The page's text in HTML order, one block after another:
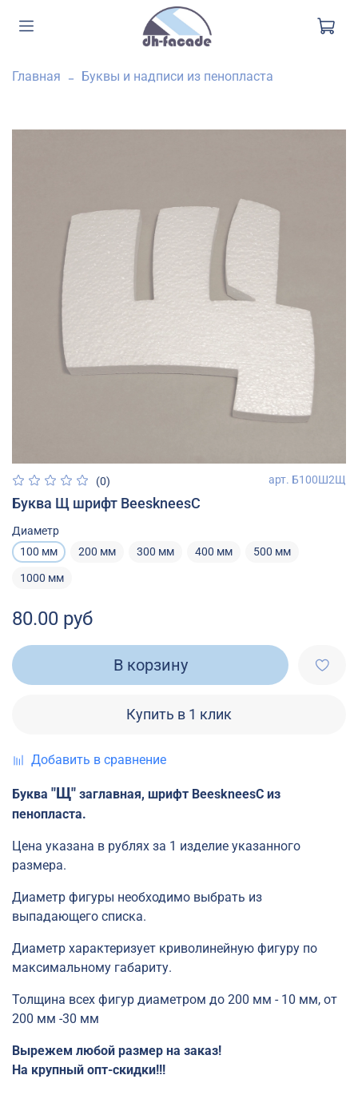
Главная Буквы и надписи из пенопласта
(0) арт. Б100Ш2Щ
Буква Щ шрифт BeeskneesC
Диаметр
100 мм
200 мм 300 мм 400 мм 500 мм
1000 мм
80.00 руб
В корзину
Купить в 1 клик
Добавить в сравнение
Буква "Щ" заглавная, шрифт BeeskneesC из
пенопласта.
Цена указана в рублях за 1 изделие указанного
размера.
Диаметр фигуры необходимо выбрать из
выпадающего списка.
Диаметр характеризует криволинейную фигуру по
максимальному габариту.
Толщина всех фигур диаметром до 200 мм - 10 мм, от
200 мм -30 мм
Вырежем любой размер на заказ!
На крупный опт-скидки!!!